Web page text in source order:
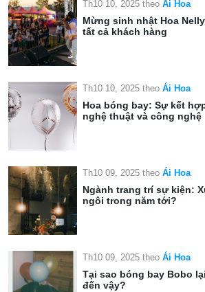
Th10 10, 2025 theo Ái Hoa
Mừng sinh nhật Hoa
tất cả khách hàng
Th10 10, 2025 theo Ái Hoa
Hoa bóng bay: Sự kết
nghệ thuật và công nghệ
Th10 09, 2025 theo Ái Hoa
Ngành trang trí sự kiện:
ngôi trong năm tới?
Th10 09, 2025 theo Ái Hoa
Tại sao bóng bay Bobo
đến vậy?